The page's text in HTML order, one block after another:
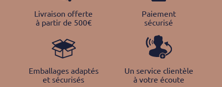
Livraison offerte
à partir de 500€
Paiement
sécurisé
Emballages adaptés
et sécurisés
Un service clientèle
à votre écoute